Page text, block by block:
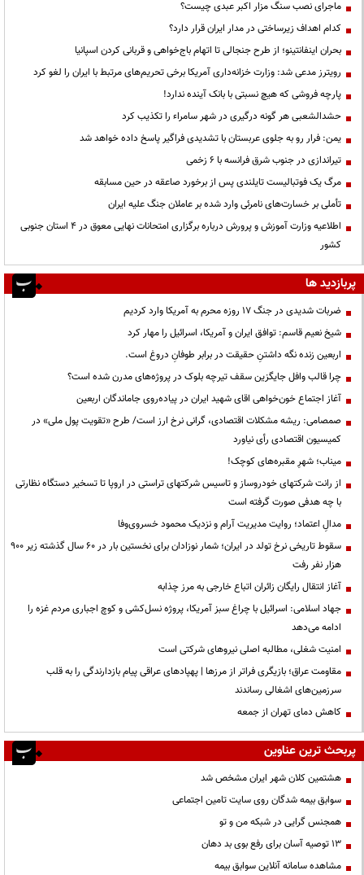
ماجرای نصب سنگ مزار اکبر عبدی چیست؟
کدام اهداف زیرساختی در مدار ایران قرار دارد؟
بحران اینفانتینو؛ از طرح جنجالی تا اتهام باج‌خواهی و قربانی کردن اسپانیا
رویترز مدعی شد: وزارت خزانه‌داری آمریکا برخی تحریم‌های مرتبط با ایران را لغو کرد
پارچه فروشی که هیچ نسبتی با بانک آینده ندارد!
حشدالشعبی هر گونه درگیری در شهر سامراء را تکذیب کرد
یمن: فرار رو به جلوی عربستان با تشدیدی فراگیر پاسخ داده خواهد شد
تیراندازی در جنوب شرق فرانسه با ۶ زخمی
مرگ یک فوتبالیست تایلندی پس از برخورد صاعقه در حین مسابقه
تأملی بر خسارت‌های نامرئی وارد شده بر عاملان جنگ علیه ایران
اطلاعیه وزارت آموزش و پرورش درباره برگزاری امتحانات نهایی معوق در 4 استان جنوبی
کشور
پربازدید ها
ضربات شدیدی در جنگ ۱۷ روزه محرم به آمریکا وارد کردیم
شیخ نعیم قاسم: توافق ایران و آمریکا، اسرائیل را مهار کرد
اربعین زنده نگه داشتنِ حقیقت در برابر طوفانِ دروغ است.
چرا قالب وافل جایگزین سقف تیرچه بلوک در پروژه‌های مدرن شده است؟
آغاز اجتماع خون‌خواهی اقای شهید ایران در پیاده‌روی جاماندگان اربعین
صمصامی: ریشه مشکلات اقتصادی، گرانی نرخ ارز است/ طرح «تقویت پول ملی» در
کمیسیون اقتصادی رأی نیاورد
میناب؛ شهرِ مقبره‌های کوچک!
از رانت‌ شرکتهای خودروساز و تاسیس شرکتهای تراستی در اروپا تا تسخیر دستگاه نظارتی
با چه هدفی صورت گرفته است
مدالِ اعتماد؛ روایت مدیریت آرام و نزدیک محمود خسروی‌وفا
سقوط تاریخی نرخ تولد در ایران؛ شمار نوزادان برای نخستین بار در ۶۰ سال گذشته زیر ۹۰۰
هزار نفر رفت
آغاز انتقال رایگان زائران اتباع خارجی به مرز چذابه
جهاد اسلامی: اسرائیل با چراغ سبز آمریکا، پروژه نسل‌کشی و کوچ اجباری مردم غزه را
ادامه می‌دهد
‌امنیت شغلی، مطالبه اصلی نیروهای شرکتی است
مقاومت عراق؛ بازیگری فراتر از مرزها | پهپادهای عراقی پیام بازدارندگی را به قلب
سرزمین‌های اشغالی رساندند
کاهش دمای تهران از جمعه
پربحث ترین عناوین
هشتمین کلان شهر ایران مشخص شد
سوابق بیمه شدگان روی سایت تامین اجتماعی
همجنس گرایی در شبکه من و تو
13 توصیه آسان برای رفع بوی بد دهان
مشاهده سامانه آنلاين سوابق بیمه